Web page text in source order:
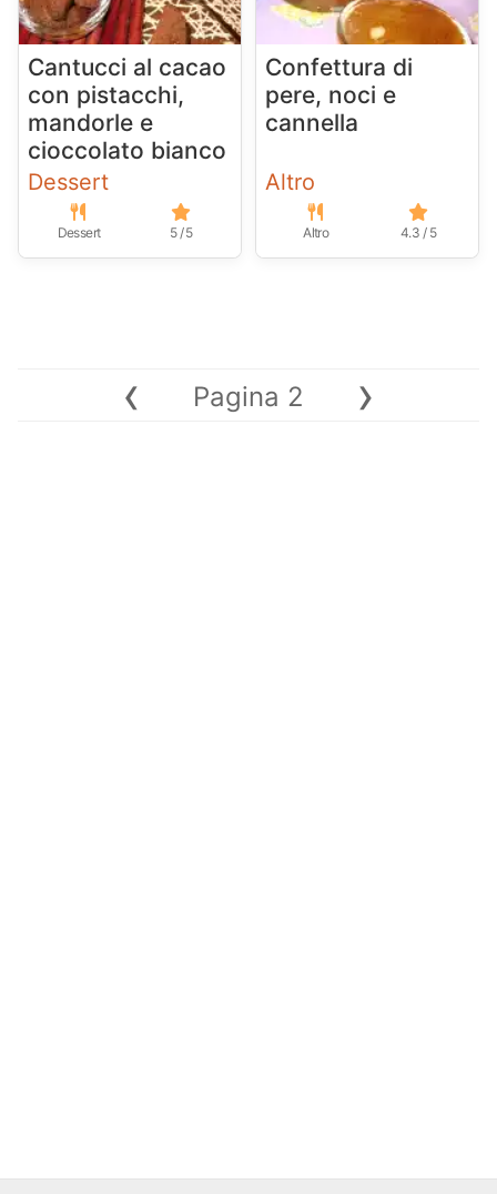
Cantucci al cacao
con pistacchi,
mandorle e
cioccolato bianco
Dessert
Dessert 5 / 5
Confettura di
pere, noci e
cannella
Altro
Altro 4.3 / 5
‹ Pagina 2 ›